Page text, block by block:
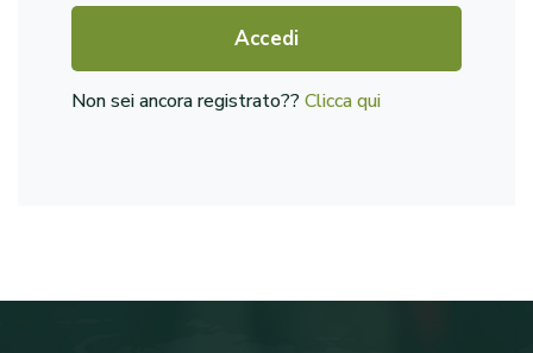
Accedi
Non sei ancora registrato??Clicca qui